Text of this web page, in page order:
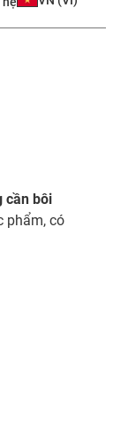
cần bôi
phẩm, có